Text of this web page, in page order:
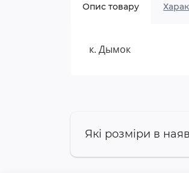
Опис товару
к. Дымок
Які розміри в